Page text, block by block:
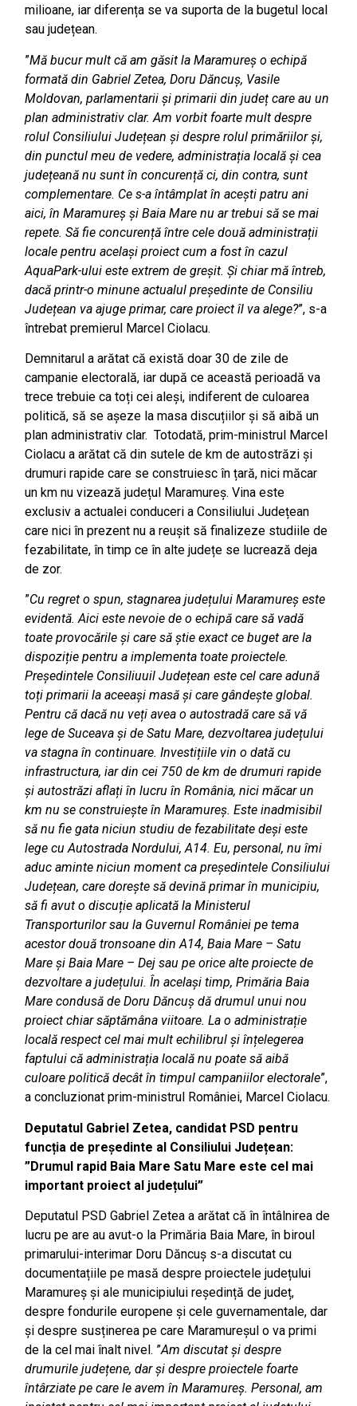
milioane, iar diferența se va suporta de la bugetul local
sau județean.
”Mă bucur mult că am găsit la Maramureș o echipă
formată din Gabriel Zetea, Doru Dăncuș, Vasile
Moldovan, parlamentarii și primarii din județ care au un
plan administrativ clar. Am vorbit foarte mult despre
rolul Consiliului Județean și despre rolul primăriilor și,
din punctul meu de vedere, administrația locală și cea
județeană nu sunt în concurență ci, din contra, sunt
complementare. Ce s-a întâmplat în acești patru ani
aici, în Maramureș și Baia Mare nu ar trebui să se mai
repete. Să fie concurență între cele două administrații
locale pentru același proiect cum a fost în cazul
AquaPark-ului este extrem de greșit. Și chiar mă întreb,
dacă printr-o minune actualul președinte de Consiliu
Județean va ajuge primar, care proiect îl va alege?”, s-a
întrebat premierul Marcel Ciolacu.
Demnitarul a arătat că există doar 30 de zile de
campanie electorală, iar după ce această perioadă va
trece trebuie ca toți cei aleși, indiferent de culoarea
politică, să se așeze la masa discuțiilor și să aibă un
plan administrativ clar. Totodată, prim-ministrul Marcel
Ciolacu a arătat că din sutele de km de autostrăzi și
drumuri rapide care se construiesc în țară, nici măcar
un km nu vizează județul Maramureș. Vina este
exclusiv a actualei conduceri a Consiliului Județean
care nici în prezent nu a reușit să finalizeze studiile de
fezabilitate, în timp ce în alte județe se lucrează deja
de zor.
”Cu regret o spun, stagnarea județului Maramureș este
evidentă. Aici este nevoie de o echipă care să vadă
toate provocările și care să știe exact ce buget are la
dispoziție pentru a implementa toate proiectele.
Președintele Consiliuuil Județean este cel care adună
toți primarii la aceeași masă și care gândește global.
Pentru că dacă nu veți avea o autostradă care să vă
lege de Suceava și de Satu Mare, dezvoltarea județului
va stagna în continuare. Investițiile vin o dată cu
infrastructura, iar din cei 750 de km de drumuri rapide
și autostrăzi aflați în lucru în România, nici măcar un
km nu se construiește în Maramureș. Este inadmisibil
să nu fie gata niciun studiu de fezabilitate deși este
lege cu Autostrada Nordului, A14. Eu, personal, nu îmi
aduc aminte niciun moment ca președintele Consiliului
Județean, care dorește să devină primar în municipiu,
să fi avut o discuție aplicată la Ministerul
Transporturilor sau la Guvernul României pe tema
acestor două tronsoane din A14, Baia Mare – Satu
Mare și Baia Mare – Dej sau pe orice alte proiecte de
dezvoltare a județului. În același timp, Primăria Baia
Mare condusă de Doru Dăncuș dă drumul unui nou
proiect chiar săptămâna viitoare. La o administrație
locală respect cel mai mult echilibrul și înțelegerea
faptului că administrația locală nu poate să aibă
culoare politică decât în timpul campaniilor electorale”,
a concluzionat prim-ministrul României, Marcel Ciolacu.
Deputatul Gabriel Zetea, candidat PSD pentru
funcția de președinte al Consiliului Județean:
”Drumul rapid Baia Mare Satu Mare este cel mai
important proiect al județului”
Deputatul PSD Gabriel Zetea a arătat că în întâlnirea de
lucru pe are au avut-o la Primăria Baia Mare, în biroul
primarului-interimar Doru Dăncuș s-a discutat cu
documentațiile pe masă despre proiectele județului
Maramureș și ale municipiului reședință de județ,
despre fondurile europene și cele guvernamentale, dar
și despre susținerea pe care Maramureșul o va primi
de la cel mai înalt nivel. ”Am discutat și despre
drumurile județene, dar și despre proiectele foarte
întârziate pe care le avem în Maramureș. Personal, am